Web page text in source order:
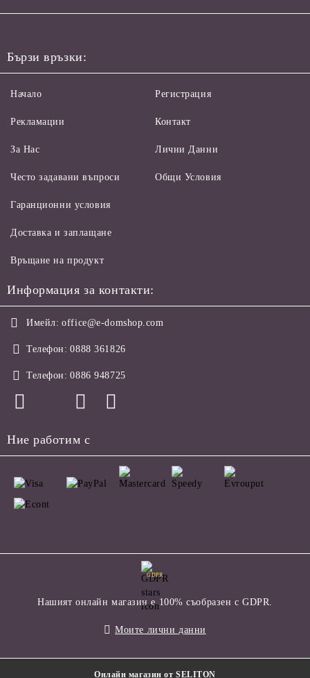
Бързи връзки:
Начало
Рекламации
За Нас
Често задавани въпроси
Регистрация
Контакт
Лични Данни
Общи Условия
Гаранционни условия
Доставка и заплащане
Връщане на продукт
Информация за контакти:
Имейл: office@e-domshop.com
Телефон: 0888 361826
Телефон: 0886 948725
Ние работим с
GDPR
Нашият онлайн магазин е 100% съобразен с GDPR.
Моите лични данни
Онлайн магазин от SELITON